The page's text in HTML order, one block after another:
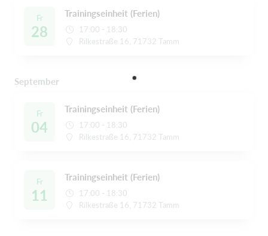
Fr
28
Trainingseinheit (Ferien)
17:00 - 18:30
Rilkestraße 16, 71732 Tamm
September
Fr
04
Trainingseinheit (Ferien)
17:00 - 18:30
Rilkestraße 16, 71732 Tamm
Fr
11
Trainingseinheit (Ferien)
17:00 - 18:30
Rilkestraße 16, 71732 Tamm